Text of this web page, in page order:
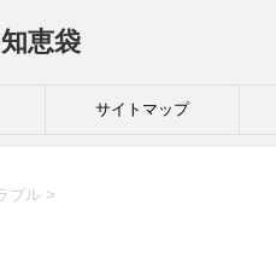
恵袋
サイトマップ
ブル >